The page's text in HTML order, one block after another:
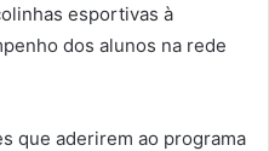
esportivas à
dos alunos na rede
que aderirem ao programa